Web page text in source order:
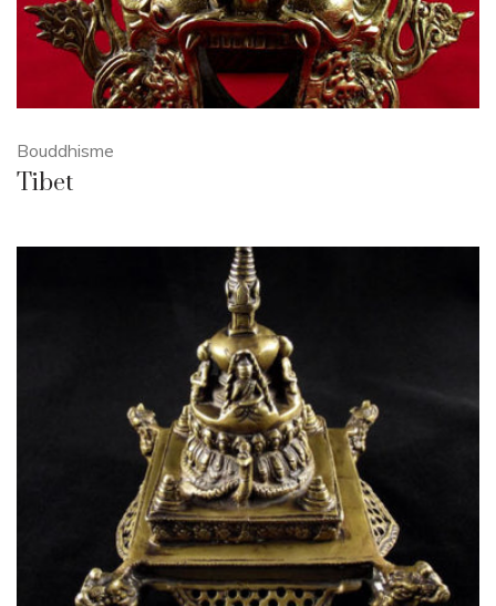
Bouddhisme
Tibet